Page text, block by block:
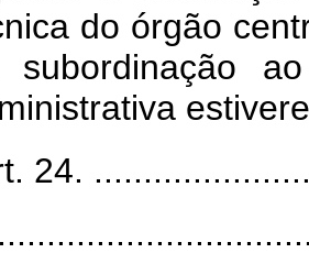
do órgão
subordinação
24.